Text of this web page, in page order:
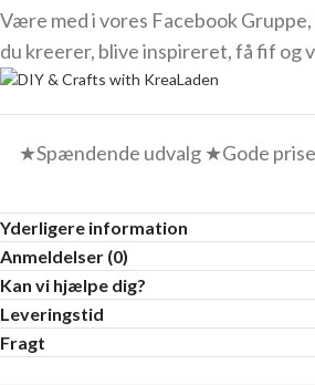
Være med i vores Facebook
du kreerer, blive inspireret, få fif og
★Spændende udvalg ★Gode
Yderligere information
Anmeldelser (0)
Kan vi hjælpe dig?
Leveringstid
Fragt